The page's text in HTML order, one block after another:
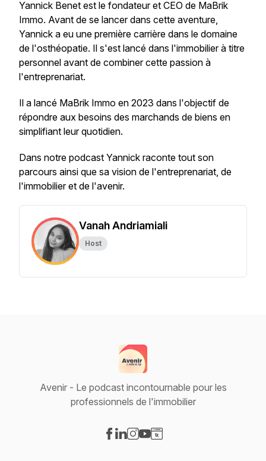
Yannick Benet est le fondateur et CEO de MaBrik
Immo. Avant de se lancer dans cette aventure,
Yannick a eu une première carrière dans le domaine
de l'osthéopatie. Il s'est lancé dans l'immobilier à titre
personnel avant de combiner cette passion à
l'entreprenariat.
Il a lancé MaBrik Immo en 2023 dans l'objectif de
répondre aux besoins des marchands de biens en
simplifiant leur quotidien.
Dans notre podcast Yannick raconte tout son
parcours ainsi que sa vision de l'entreprenariat, de
l'immobilier et de l'avenir.
Vanah Andriamiali
Host
Avenir - Le podcast incontournable pour les
professionnels de l'immobilier